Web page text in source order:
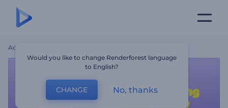
Accueil
Would you like to change Renderforest language
to English?
CHANGE No, thanks